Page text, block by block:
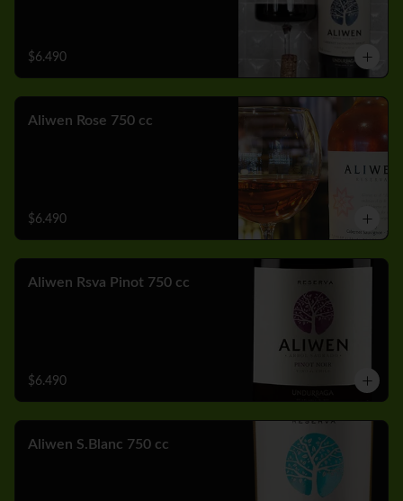
$6.490
Aliwen Rose 750 cc
$6.490
Aliwen Rsva Pinot 750 cc
$6.490
Aliwen S.Blanc 750 cc